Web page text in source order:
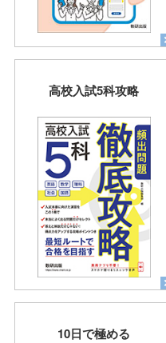
高校入試5科攻略
10日で極める